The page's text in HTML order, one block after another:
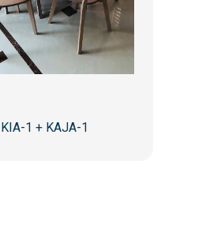
KIA-1 + KAJA-1